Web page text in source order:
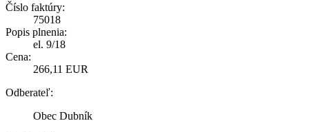
Číslo faktúry:
75018
Popis plnenia:
el. 9/18
Cena:
266,11 EUR
Odberateľ:
Obec Dubník